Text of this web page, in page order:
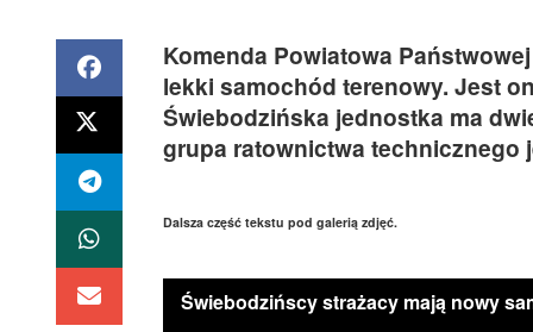
Komenda Powiatowa
lekki samochód terenowy. Jest
Świebodzińska jednostka ma
grupa ratownictwa technicznego
Dalsza część tekstu pod galerią zdjęć.
Świebodzińscy strażacy mają nowy